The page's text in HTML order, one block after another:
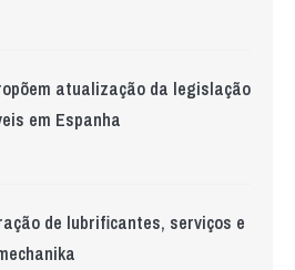
atualização da legislação
em Espanha
de lubrificantes, serviços e